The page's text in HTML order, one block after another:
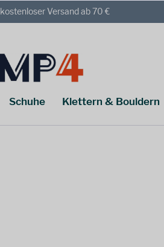
kostenloser Versand ab 70 €
Schuhe Klettern & Bouldern